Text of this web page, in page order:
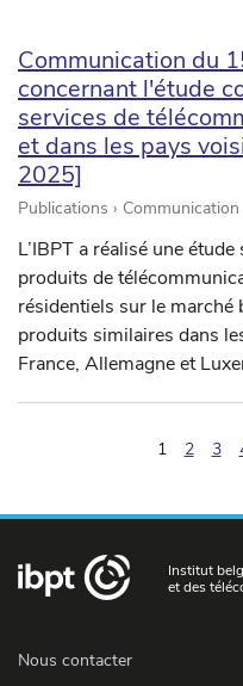
Communication du
concernant l'étude
services de
et dans les pays
2025]
Publications ›
L’IBPT a réalisé une
produits de
résidentiels sur le marché
produits similaires dans
France, Allemagne et
1 2 3
Institut
et des
Nous contacter